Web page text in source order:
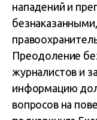
нападений и
Преодоление
журналистов и
информацию
вопросов на